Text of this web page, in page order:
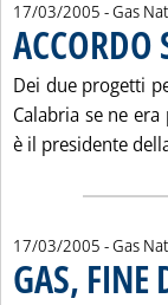
17/03/2005 - Gas
ACCORDO
Dei due progetti
Calabria se ne
è il presidente
17/03/2005 - Gas
GAS, FINE